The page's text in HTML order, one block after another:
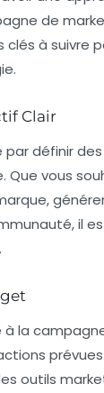
de
à suivre
Clair
définir
Que vous
il
à la
outils